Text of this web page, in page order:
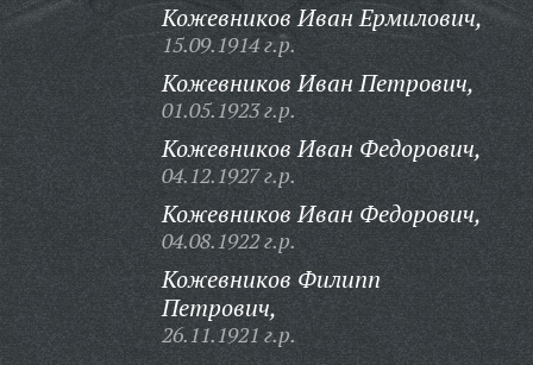
Кожевников Иван Ермилович,
15.09.1914 г.р.
Кожевников Иван Петрович,
01.05.1923 г.р.
Кожевников Иван Федорович,
04.12.1927 г.р.
Кожевников Иван Федорович,
04.08.1922 г.р.
Кожевников Филипп
Петрович,
26.11.1921 г.р.